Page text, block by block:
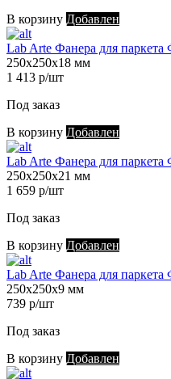
В корзину Добавлен
Lab Arte Фанера для
250х250х18 мм
1 413 р/шт
Под заказ
В корзину Добавлен
Lab Arte Фанера для
250х250х21 мм
1 659 р/шт
Под заказ
В корзину Добавлен
Lab Arte Фанера для
250х250х9 мм
739 р/шт
Под заказ
В корзину Добавлен